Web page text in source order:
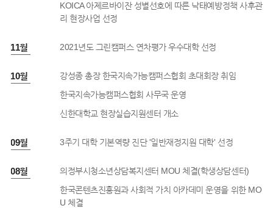
KOICA 아제르바이잔 성별선호에 따른 낙태예방정책 사후관
리 현장사업 선정
11월 2021년도 그린캠퍼스 연차평가 우수대학 선정
10월
강성종 총장 한국지속가능캠퍼스협회 초대회장 취임
한국지속가능캠퍼스협회 사무국 운영
신한대학교 현장실습지원센터 개소
09월 3주기 대학 기본역량 진단 '일반재정지원 대학' 선정
08월
의정부시청소년상담복지센터 MOU 체결(학생상담센터)
한국콘텐츠진흥원과 사회적 가치 아카데미 운영을 위한 MO
U 체결